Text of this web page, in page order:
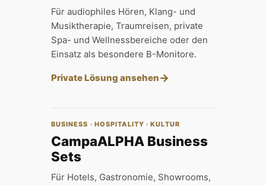
Für audiophiles Hören, Klang- und
Musiktherapie, Traumreisen, private
Spa- und Wellnessbereiche oder den
Einsatz als besondere B-Monitore.
Private Lösung ansehen→
BUSINESS · HOSPITALITY · KULTUR
CampaALPHA Business
Sets
Für Hotels, Gastronomie, Showrooms,